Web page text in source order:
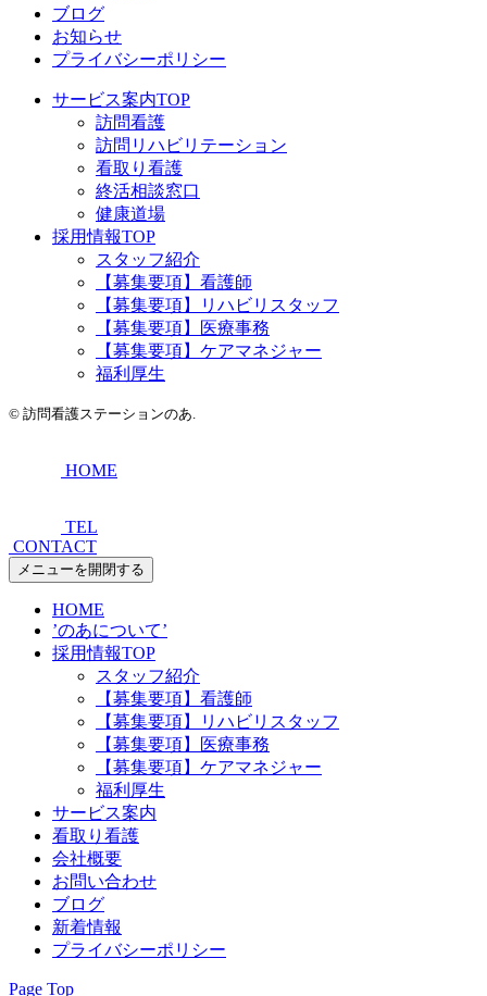
ブログ
お知らせ
プライバシーポリシー
サービス案内TOP
訪問看護
訪問リハビリテーション
看取り看護
終活相談窓口
健康道場
採用情報TOP
スタッフ紹介
【募集要項】看護師
【募集要項】リハビリスタッフ
【募集要項】医療事務
【募集要項】ケアマネジャー
福利厚生
© 訪問看護ステーションのあ.
HOME
TEL
CONTACT
メニューを開閉する
HOME
’のあについて’
採用情報TOP
スタッフ紹介
【募集要項】看護師
【募集要項】リハビリスタッフ
【募集要項】医療事務
【募集要項】ケアマネジャー
福利厚生
サービス案内
看取り看護
会社概要
お問い合わせ
ブログ
新着情報
プライバシーポリシー
Page Top